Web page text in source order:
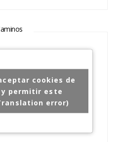
cookies de
permitir este
error)